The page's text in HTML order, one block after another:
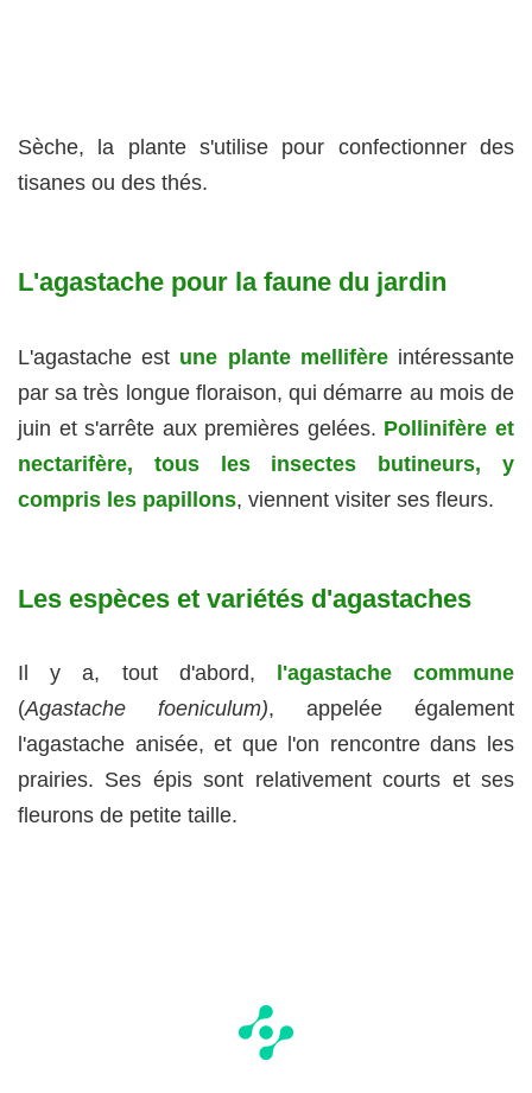
Sèche, la plante s'utilise pour confectionner des
tisanes ou des thés.
L'agastache pour la faune du jardin
L'agastache est une plante mellifèreintéressante
par sa très longue floraison, qui démarre au mois de
juin et s'arrête aux premières gelées. Pollinifère et
nectarifère, tous les insectes butineurs, y
compris les papillons, viennent visiter ses fleurs.
Les espèces et variétés d'agastaches
Il y a, tout d'abord, l'agastache commune
(Agastache foeniculum), appelée également
l'agastache anisée, et que l'on rencontre dans les
prairies. Ses épis sont relativement courts et ses
fleurons de petite taille.